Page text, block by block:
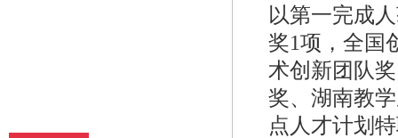
以第一完成
奖1项，全国
术创新团队
奖、湖南教
点人才计划